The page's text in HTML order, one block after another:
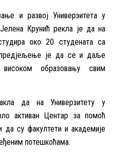
и развој Универзитета у
Крунић рекла је да на
око 20 студената са
је да се и даље
високом образовању свим
да на Универзитету у
активан Центар за помоћ
да су факултети и академије
потешкоћама.